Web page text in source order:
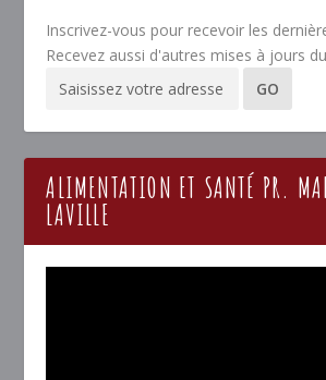
Inscrivez-vous pour recevoir les
Recevez aussi d'autres mises à jours
ALIMENTATION ET SANTÉ PR.
LAVILLE